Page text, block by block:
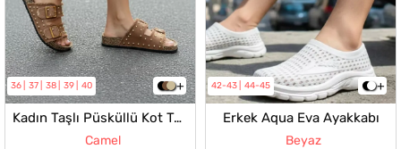
36 37 38 39 40
Kadın Taşlı Püsküllü Kot Terlik
Camel
42-43 44-45
Erkek Aqua Eva Ayakkabı
Beyaz